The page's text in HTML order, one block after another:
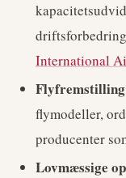
International
flymodeller,
producenter
Lovmæssige